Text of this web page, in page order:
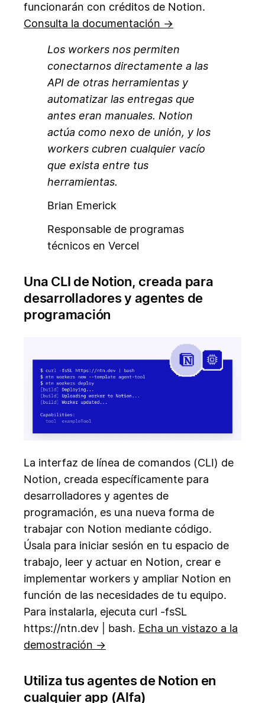
funcionarán con créditos de Notion.
Consulta la documentación →
Los workers nos permiten
conectarnos directamente a las
API de otras herramientas y
automatizar las entregas que
antes eran manuales. Notion
actúa como nexo de unión, y los
workers cubren cualquier vacío
que exista entre tus
herramientas.
Brian Emerick
Responsable de programas
técnicos en Vercel
Una CLI de Notion, creada para
desarrolladores y agentes de
programación
La interfaz de línea de comandos (CLI) de
Notion, creada específicamente para
desarrolladores y agentes de
programación, es una nueva forma de
trabajar con Notion mediante código.
Úsala para iniciar sesión en tu espacio de
trabajo, leer y actuar en Notion, crear e
implementar workers y ampliar Notion en
función de las necesidades de tu equipo.
Para instalarla, ejecuta curl -fsSL
https://ntn.dev | bash. Echa un vistazo a la
demostración →
Utiliza tus agentes de Notion en
cualquier app (Alfa)